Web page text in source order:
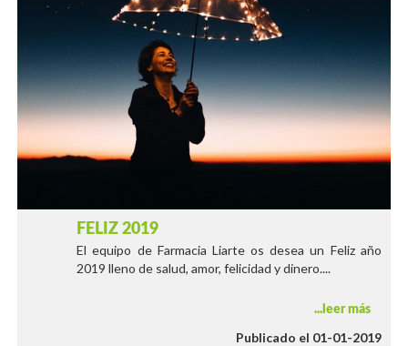
FELIZ 2019
El equipo de Farmacia Liarte os desea un Feliz año
2019 lleno de salud, amor, felicidad y dinero....
leer más
Publicado el 01-01-2019